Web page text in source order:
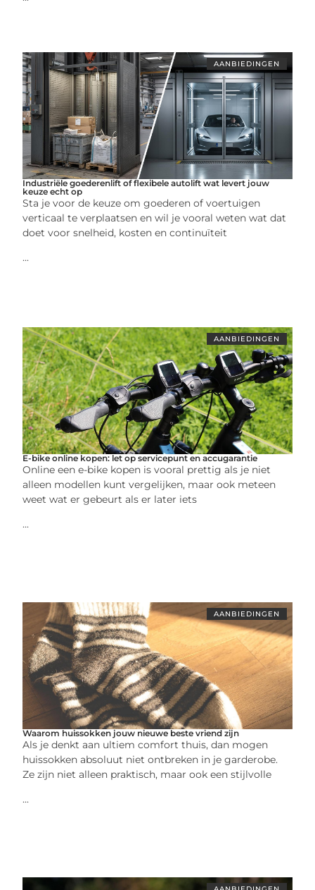
AANBIEDINGEN
Industriële goederenlift of flexibele autolift wat levert jouw
keuze echt op
Sta je voor de keuze om goederen of voertuigen
verticaal te verplaatsen en wil je vooral weten wat dat
doet voor snelheid, kosten en continuïteit
...
AANBIEDINGEN
E-bike online kopen: let op servicepunt en accugarantie
Online een e-bike kopen is vooral prettig als je niet
alleen modellen kunt vergelijken, maar ook meteen
weet wat er gebeurt als er later iets
...
AANBIEDINGEN
Waarom huissokken jouw nieuwe beste vriend zijn
Als je denkt aan ultiem comfort thuis, dan mogen
huissokken absoluut niet ontbreken in je garderobe.
Ze zijn niet alleen praktisch, maar ook een stijlvolle
...